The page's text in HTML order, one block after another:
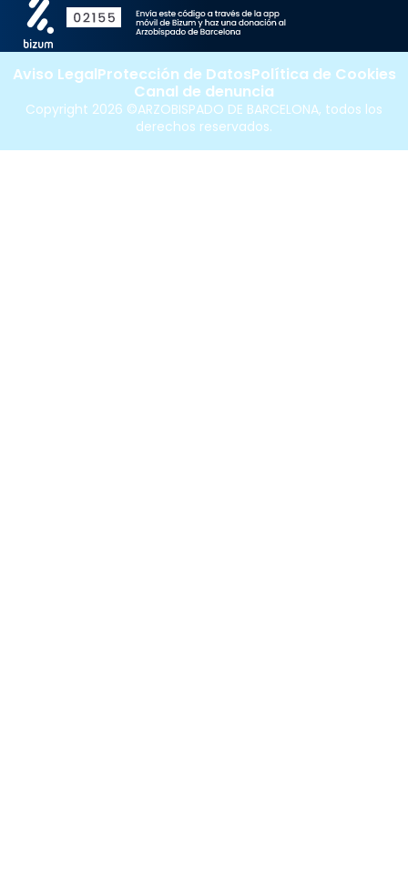
Copyright 2026 ©ARZOBISPADO DE BARCELONA, todos los
derechos reservados.
Aviso LegalProtección de DatosPolítica de Cookies
Canal de denuncia